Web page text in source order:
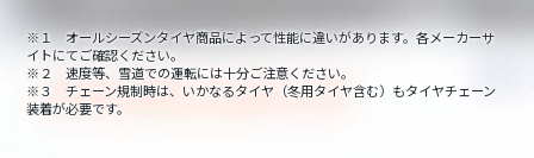
※１ オールシーズンタイヤ商品によって性能に違いがあります。各メーカーサ
イトにてご確認ください。
※２ 速度等、雪道での運転には十分ご注意ください。
※３ チェーン規制時は、いかなるタイヤ（冬用タイヤ含む）もタイヤチェーン
装着が必要です。